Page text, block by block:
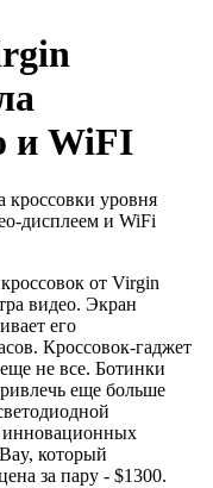
и WiFI
кроссовки уровня
дисплеем и WiFi
от Virgin
видео. Экран
его
Кроссовок-гаджет
не все. Ботинки
еще больше
инновационных
который
за пару - $1300.